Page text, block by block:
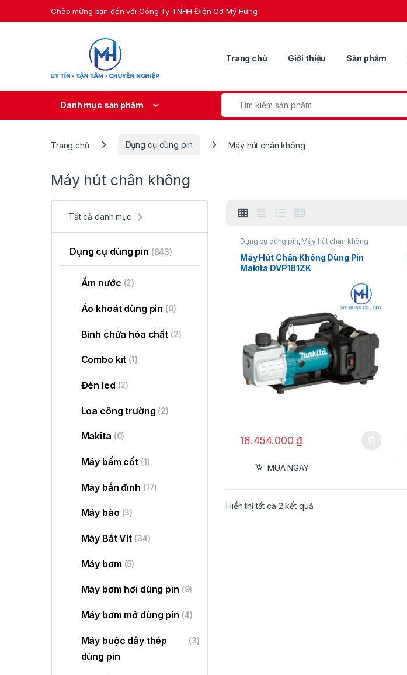
Skip to navigationChào mừng bạn đến với Công Ty TNHH Điện Cơ Mỹ Hưng
Trang chủ Giới thiệu Sản phẩm
Danh mục sản phẩm
Search for:
Trang chủ Dụng cụ dùng pin Máy hút chân không
Máy hút chân không
Dụng cụ dùng pin, Máy hút chân không
Máy Hút Chân Không Dùng Pin
Makita DVP181ZK
18.454.000 ₫
MUA NGAY
Hiển thị tất cả 2 kết quả
Tất cả danh mục
Dụng cụ dùng pin (843)
Ấm nước (2)
Áo khoát dùng pin (0)
Bình chứa hóa chất (2)
Combo kit (1)
Đèn led (2)
Loa công trường (2)
Makita (0)
Máy bấm cốt (1)
Máy bắn đinh (17)
Máy bào (3)
Máy Bắt Vít (34)
Máy bơm (5)
Máy bơm hơi dùng pin (9)
Máy bơm mỡ dùng pin (4)
Máy buộc dây thép
dùng pin
(3)